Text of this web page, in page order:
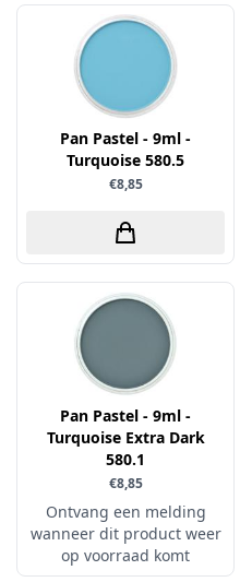
Pan Pastel - 9ml -
Turquoise 580.5
€8,85
Pan Pastel - 9ml -
Turquoise Extra Dark
580.1
€8,85
Ontvang een melding
wanneer dit product weer
op voorraad komt